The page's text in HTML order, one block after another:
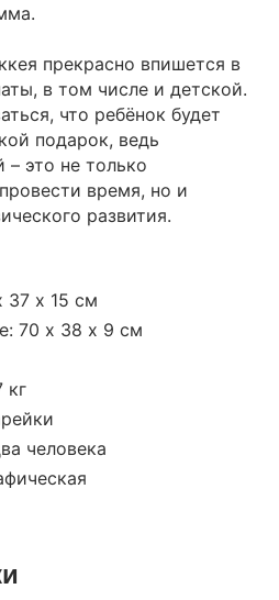
прекрасно впишется в
в том числе и детской.
что ребёнок будет
подарок, ведь
– это не только
время, но и
развития.
37 х 15 см
70 х 38 х 9 см
кг
человека